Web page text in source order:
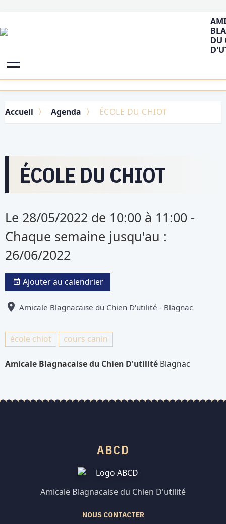
DU
Accueil Agenda ÉCOLE DU CHIOT
ÉCOLE DU CHIOT
Le 28/05/2022 de 10:00 à 11:00 -
Chaque semaine jusqu'au :
26/06/2022
Ajouter au calendrier
Amicale Blagnacaise du Chien D'utilité - Blagnac
école chiot cours canin
Amicale Blagnacaise du Chien D'utilité Blagnac
ABCD
Amicale Blagnacaise du Chien D'utilité
NOUS CONTACTER